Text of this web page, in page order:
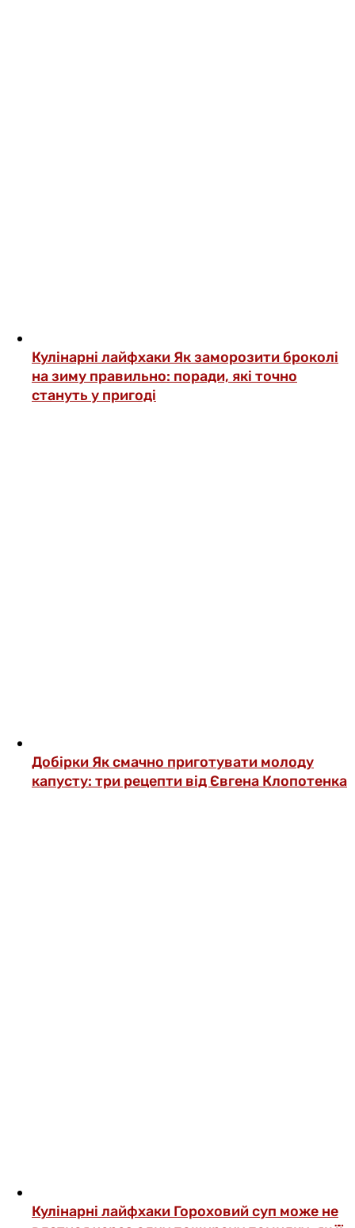
Кулінарні лайфхаки Як заморозити броколі
на зиму правильно: поради, які точно
стануть у пригоді
Добірки Як смачно приготувати молоду
капусту: три рецепти від Євгена Клопотенка
Кулінарні лайфхаки Гороховий суп може не